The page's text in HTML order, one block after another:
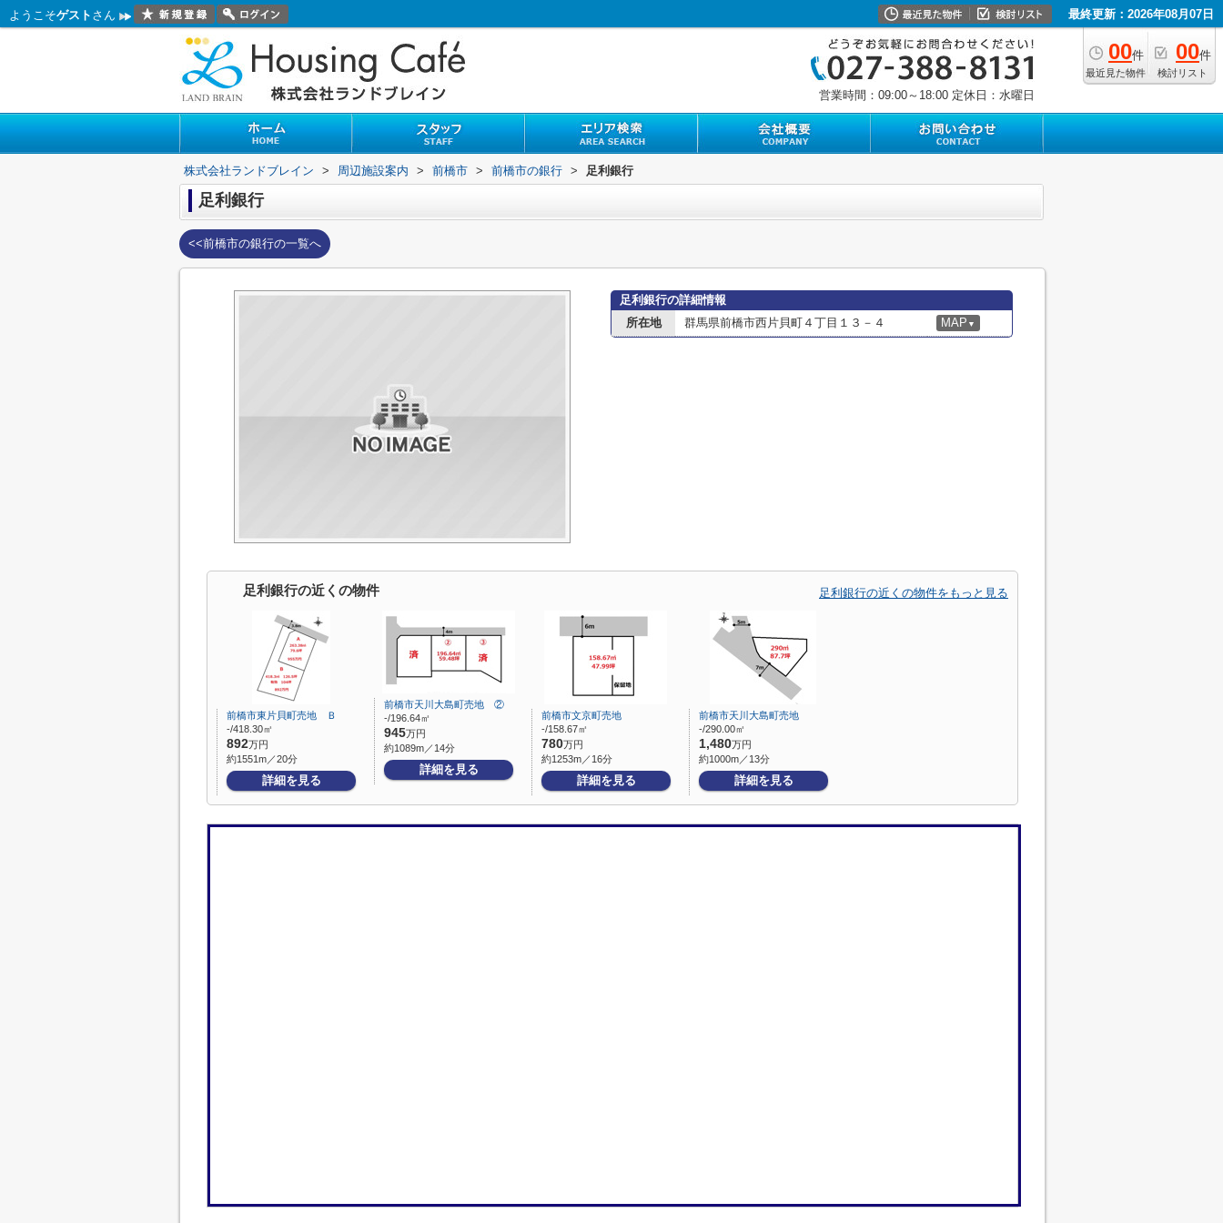
ようこそゲスト さん 最終更新：2026年08月07日
00件
最近見た物件
00件
検討リスト
営業時間：09:00～18:00 定休日：水曜日
株式会社ランドブレイン > 周辺施設案内 > 前橋市 > 前橋市の銀行 > 足利銀行
足利銀行
<<前橋市の銀行の一覧へ
足利銀行の詳細情報
所在地
群馬県前橋市西片貝町４丁目１３－４ MAP ▼
足利銀行の近くの物件 足利銀行の近くの物件をもっと見る
前橋市東片貝町売地 Ｂ
-/418.30㎡
892万円
約1551m／20分
詳細を見る
前橋市天川大島町売地 ②
-/196.64㎡
945万円
約1089m／14分
詳細を見る
前橋市文京町売地
-/158.67㎡
780万円
約1253m／16分
詳細を見る
前橋市天川大島町売地
-/290.00㎡
1,480万円
約1000m／13分
詳細を見る